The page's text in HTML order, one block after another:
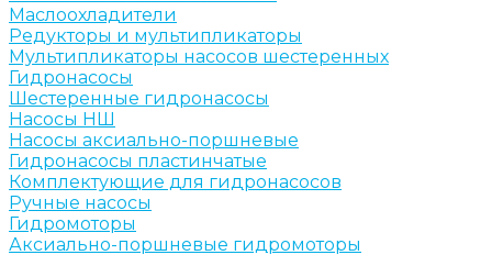
Маслоохладители
Редукторы и мультипликаторы
Мультипликаторы насосов шестеренных
Гидронасосы
Шестеренные гидронасосы
Насосы НШ
Насосы аксиально-поршневые
Гидронасосы пластинчатые
Комплектующие для гидронасосов
Ручные насосы
Гидромоторы
Аксиально-поршневые гидромоторы